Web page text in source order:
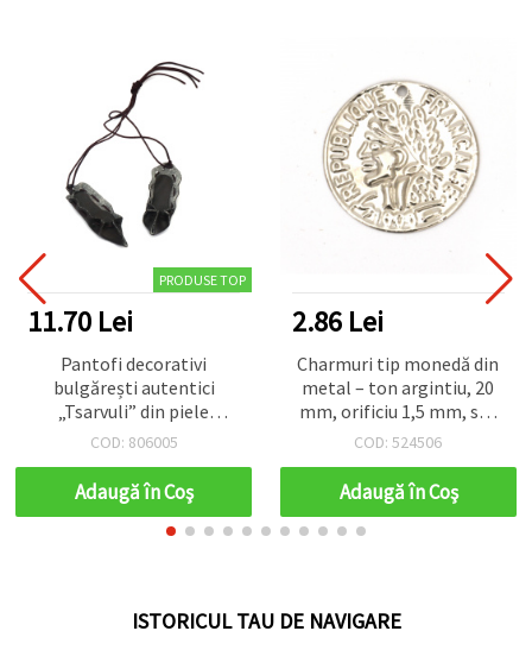
PRODUSE TOP
11.70 Lei
Pantofi decorativi
bulgărești autentici
„Tsarvuli” din piele
ecologică negru-maro cu
mm – Set fermecător de 5
perechi pentru
meșteșuguri inspirate din
COD: 806005
Adaugă în Coş
2.86 Lei
Charmuri tip monedă din
metal – ton argintiu, 20
mm, orificiu 1,5 mm, set
de 10 bucăți
COD: 524506
Adaugă în Coş
ISTORICUL TAU DE NAVIGARE